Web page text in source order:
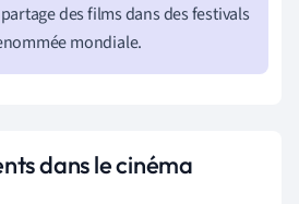
des films dans des festivals
mondiale.
dans le cinéma